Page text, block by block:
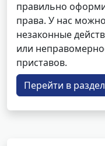
правильно
права. У нас
незаконные
или
приставов.
Перейти в раздел